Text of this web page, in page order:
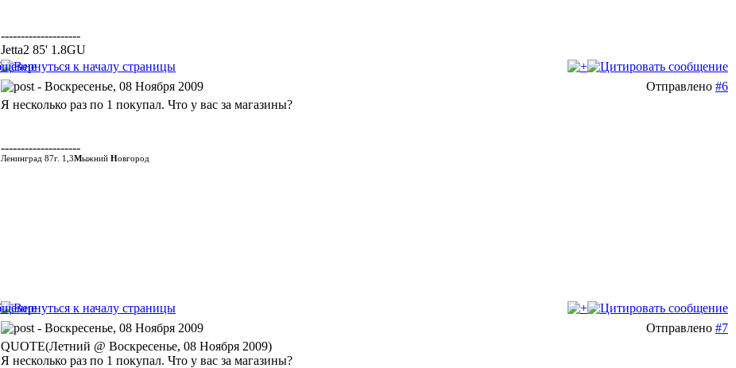
--------------------
Jetta2 85' 1.8GU
- Воскресенье, 08 Ноября 2009 Отправлено #6
Я несколько раз по 1 покупал. Что у вас за магазины?
--------------------
Ленинград 87г. 1,3Мыжний Новгород
- Воскресенье, 08 Ноября 2009 Отправлено #7
QUOTE(Летний @ Воскресенье, 08 Ноября 2009)
Я несколько раз по 1 покупал. Что у вас за магазины?